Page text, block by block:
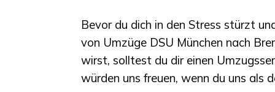
Bevor du dich in den Stress stürzt
von Umzüge DSU München nach
wirst, solltest du dir einen
würden uns freuen, wenn du uns als